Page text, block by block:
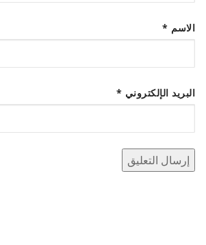
الاسم *
البريد الإلكتروني *